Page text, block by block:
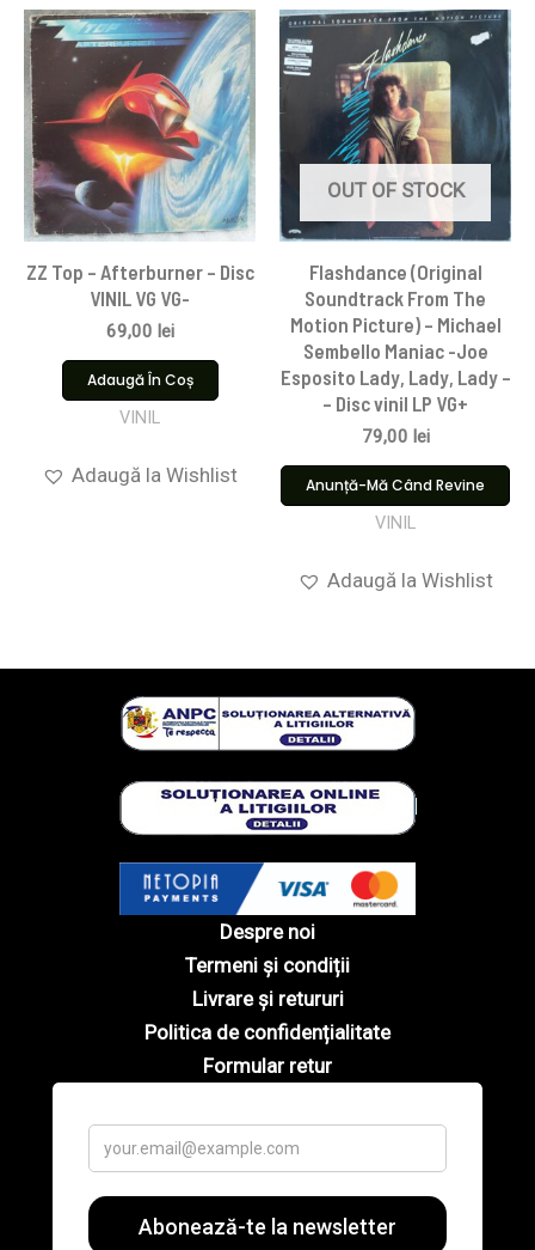
ZZ Top – Afterburner – Disc
VINIL VG VG-
69,00 lei
Adaugă În Coș
VINIL
Adaugă la Wishlist
OUT OF STOCK
Flashdance (Original
Soundtrack From The
Motion Picture) – Michael
Sembello Maniac -Joe
Esposito Lady, Lady, Lady –
– Disc vinil LP VG+
79,00 lei
Anunță-Mă Când Revine
VINIL
Adaugă la Wishlist
Despre noi
Termeni și condiții
Livrare și retururi
Politica de confidențialitate
Formular retur